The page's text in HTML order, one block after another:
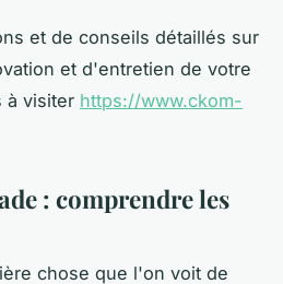
et de conseils détaillés sur
et d'entretien de votre
à visiter https://www.ckom-
: comprendre les
chose que l'on voit de